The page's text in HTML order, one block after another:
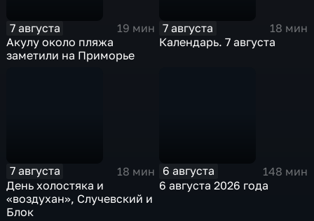
7 августа
19 мин
Акулу около пляжа
заметили на Приморье
7 августа
18 мин
Календарь. 7 августа
7 августа
18 мин
День холостяка и
«воздухан», Случевский и
Блок
6 августа
148 мин
6 августа 2026 года